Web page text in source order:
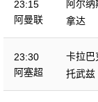
23:15
阿曼联
阿尔纳
拿达
23:30
阿塞超
卡拉巴
托武兹